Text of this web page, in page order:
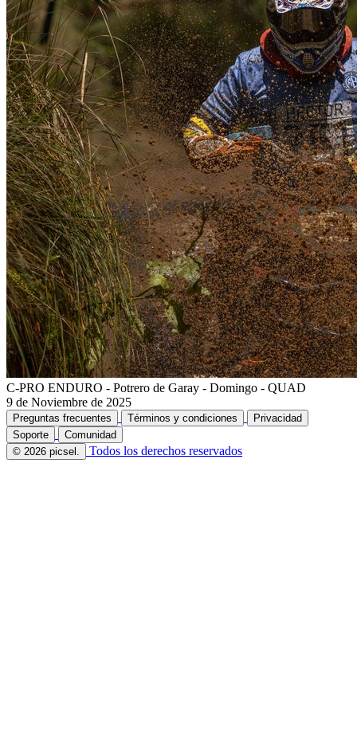
C-PRO ENDURO - Potrero de Garay - Domingo - QUAD
9 de Noviembre de 2025
Preguntas frecuentes Términos y condiciones
Privacidad
Soporte
Comunidad
© 2026 picsel.
Todos los derechos reservados